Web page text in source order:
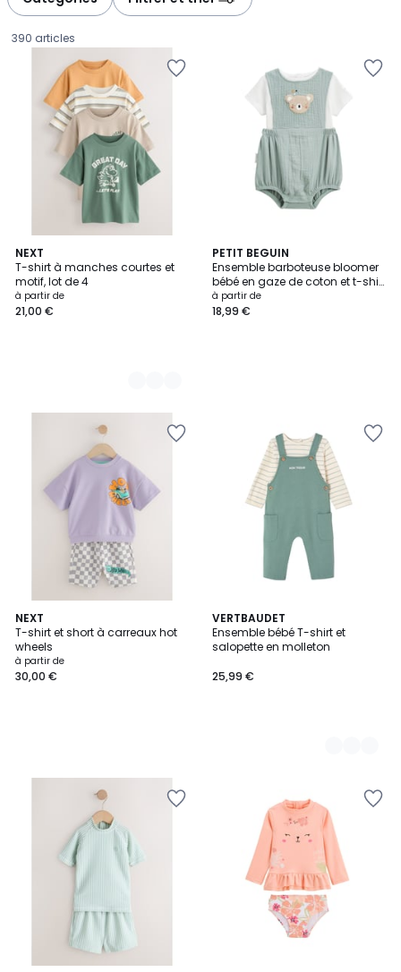
390 articles
NEXT
T-shirt à manches courtes et
motif, lot de 4
Prix
à
à partir de
21,00 €
5
Couleurs
PETIT BEGUIN
Ensemble barboteuse bloomer
bébé en gaze de coton et t-shirt
Mini Rêve
à partir de
18,99 €
NEXT
T-shirt et short à carreaux hot
wheels
à partir de
30,00 €
VERTBAUDET
Ensemble bébé T-shirt et
salopette en molleton
25,99 €
2
Couleurs